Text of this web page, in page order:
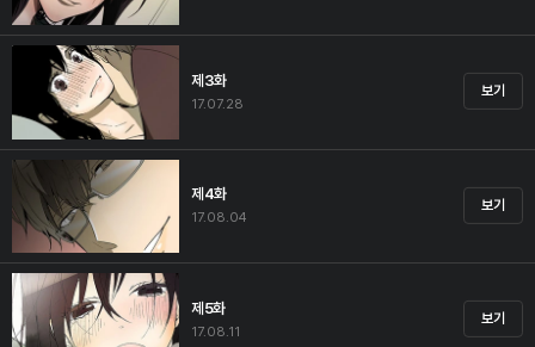
제3화
17.07.28
보기
제4화
17.08.04
보기
제5화
17.08.11
보기